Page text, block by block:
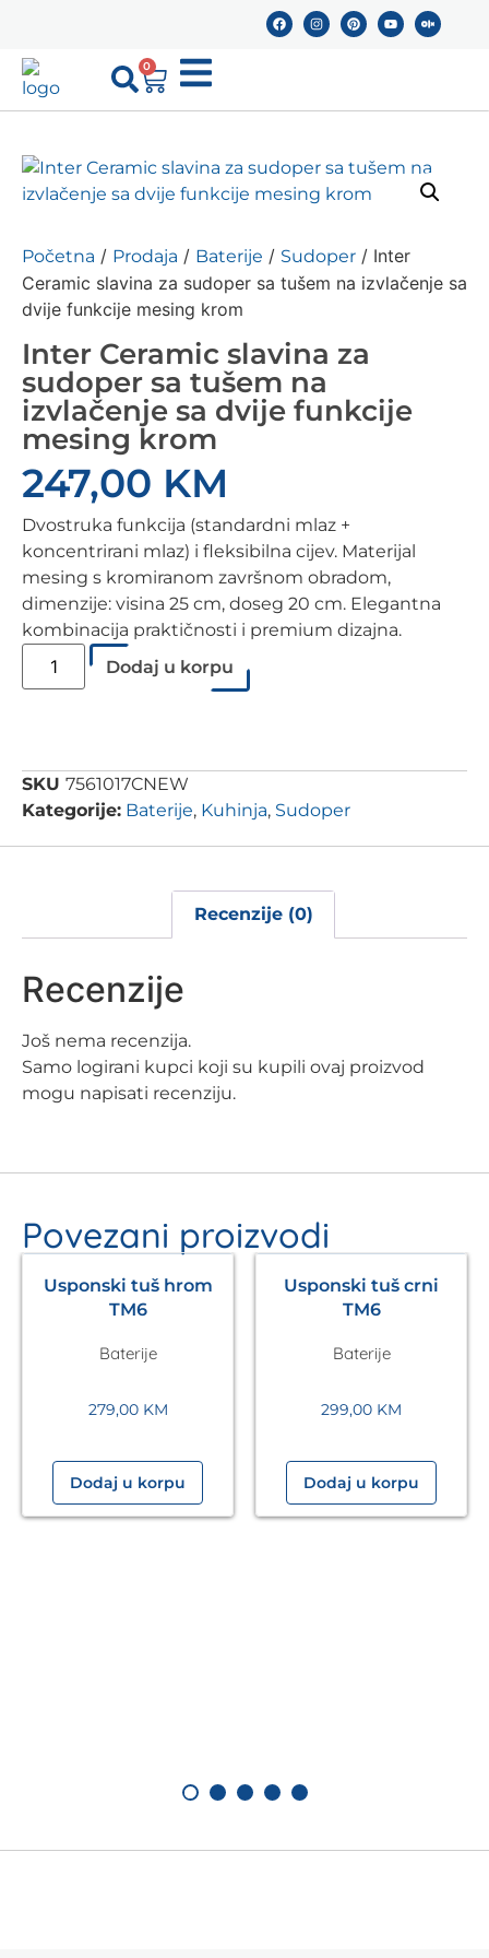
0
Početna / Prodaja / Baterije / Sudoper / Inter
Ceramic slavina za sudoper sa tušem na izvlačenje sa
dvije funkcije mesing krom
Inter Ceramic slavina za
sudoper sa tušem na
izvlačenje sa dvije funkcije
mesing krom
247,00 KM
Dvostruka funkcija (standardni mlaz +
koncentrirani mlaz) i fleksibilna cijev. Materijal
mesing s kromiranom završnom obradom,
dimenzije: visina 25 cm, doseg 20 cm. Elegantna
kombinacija praktičnosti i premium dizajna.
Dodaj u korpu
SKU 7561017CNEW
Kategorije: Baterije, Kuhinja, Sudoper
Recenzije (0)
Recenzije
Još nema recenzija.
Samo logirani kupci koji su kupili ovaj proizvod
mogu napisati recenziju.
Povezani proizvodi
Usponski tuš hrom
TM6
Baterije
279,00 KM
Dodaj u korpu
Usponski tuš crni
TM6
Baterije
299,00 KM
Dodaj u korpu